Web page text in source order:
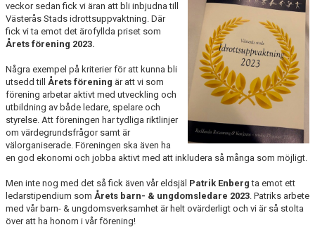
POLICYS
NYHETER
FÖRMÅNER
KALENDER UNGDOM
MATCHER DAM
MATCHER HERR
TRUPPEN DAM
TRUPPEN HERR
veckor sedan fick vi äran att bli inbjudna till
Västerås Stads idrottsuppvaktning. Där
fick vi ta emot det ärofyllda priset som
Årets förening 2023.
Några exempel på kriterier för att kunna bli
utsedd till Årets förening är att vi som
förening arbetar aktivt med utveckling och
utbildning av både ledare, spelare och
styrelse. Att föreningen har tydliga riktlinjer
om värdegrundsfrågor samt är
välorganiserade. Föreningen ska även ha
en god ekonomi och jobba aktivt med att inkludera så många som möjligt.
Men inte nog med det så fick även vår eldsjäl Patrik Enberg ta emot ett
ledarstipendium som Årets barn- & ungdomsledare 2023. Patriks arbete
med vår barn- & ungdomsverksamhet är helt ovärderligt och vi är så stolta
över att ha honom i vår förening!